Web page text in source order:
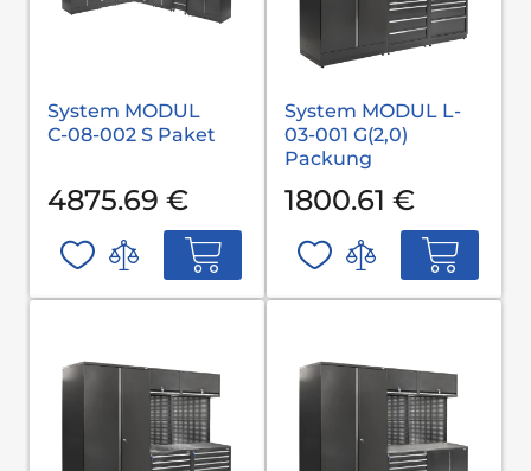
System MODUL
С-08-002 S Paket
4875.69 €
System MODUL L-
03-001 G(2,0)
Packung
1800.61 €